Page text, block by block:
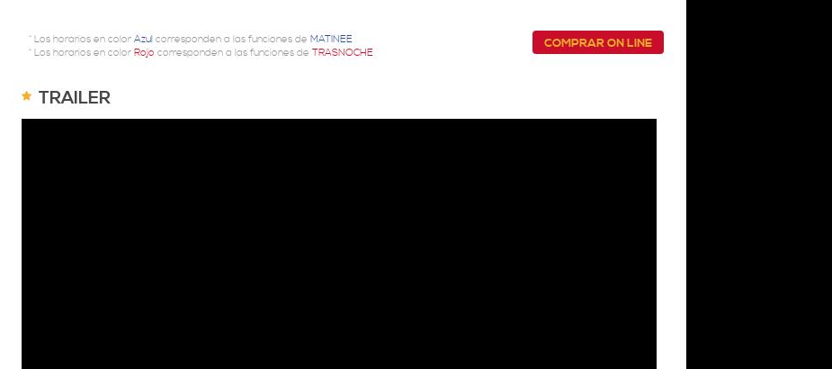
* Los horarios en color Azul corresponden a las funciones de MATINEE
* Los horarios en color Rojo corresponden a las funciones de TRASNOCHE
COMPRAR ON LINE
TRAILER